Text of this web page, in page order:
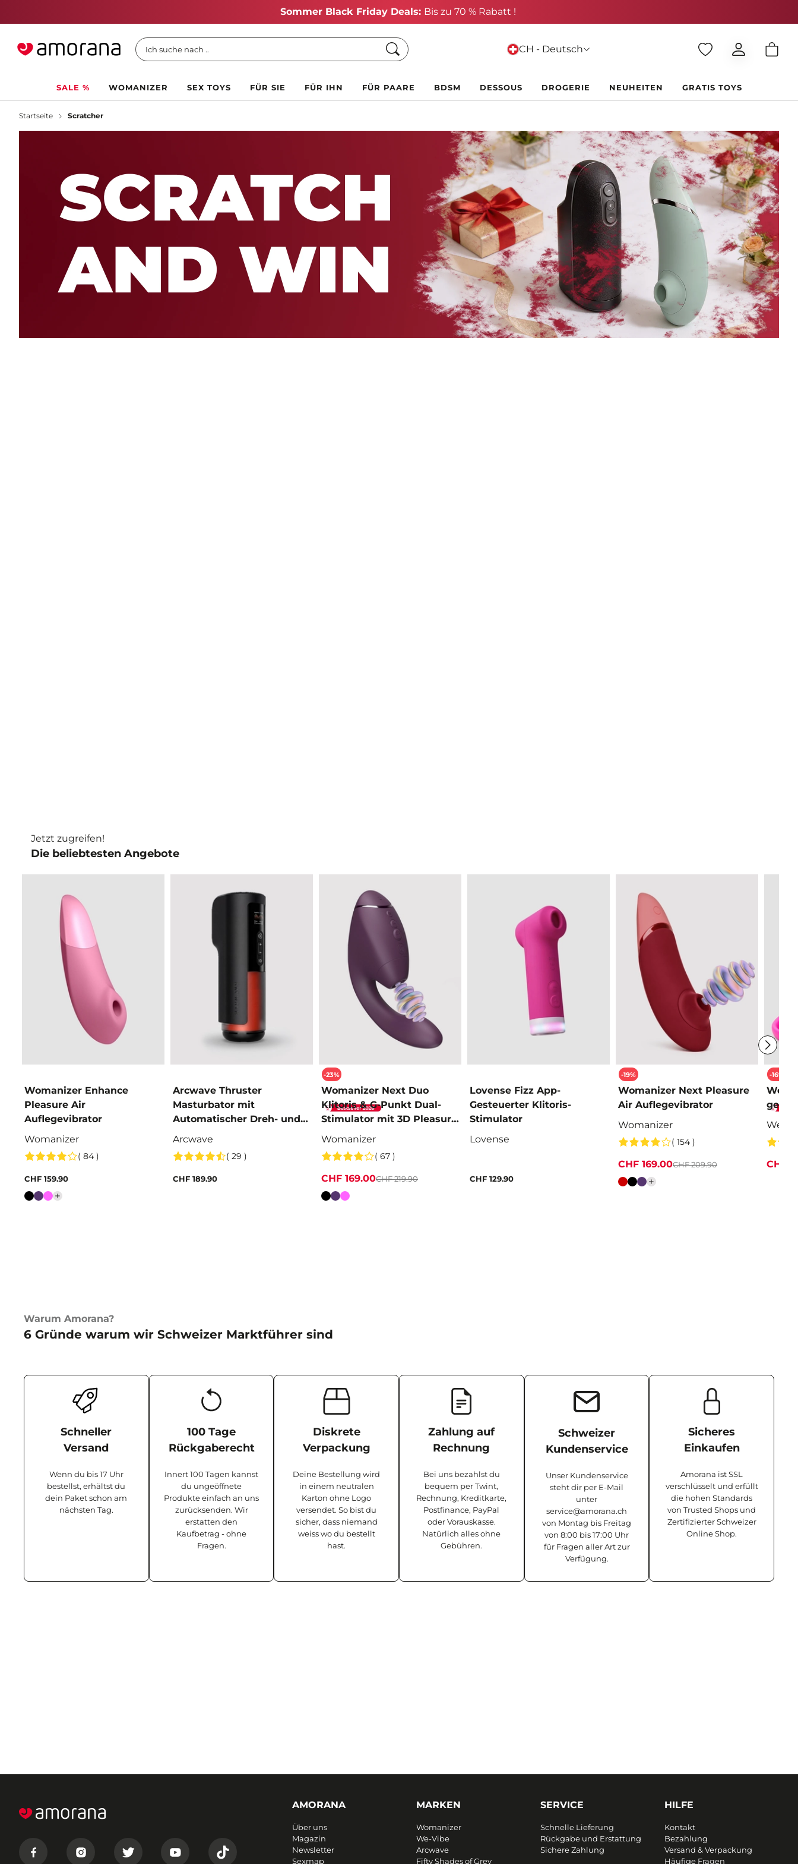
Hol dir einen GRATIS Geschenkwenn du für CHF 150 einkaufst
Ich suche nach .. Suche CH - Deutsch
SALE % WOMANIZER SEX TOYS FÜR SIE FÜR IHN FÜR PAARE BDSM DESSOUS DROGERIE NEUHEITEN GRATIS TOYS
Startseite Scratcher
Jetzt zugreifen!
Die beliebtesten Angebote
Womanizer Enhance
Pleasure Air
Auflegevibrator
Womanizer
( 84 )
CHF 159.90
Farbe
Arcwave Thruster
Masturbator mit
Automatischer Dreh- und
Stossfunktion
Arcwave
( 29 )
CHF 189.90
-23%
Womanizer Next Duo
Klitoris & G-Punkt Dual-
Stimulator mit 3D Pleasure
Air
Womanizer
( 67 )
CHF 169.00CHF 219.90
Farbe
Lovense Fizz App-
Gesteuerter Klitoris-
Stimulator
Lovense
CHF 129.90
-19%
Womanizer Next Pleasure
Air Auflegevibrator
Womanizer
( 154 )
CHF 169.00CHF 209.90
Farbe
-16%
We-
We-
CHF
Warum Amorana?
6 Gründe warum wir Schweizer Marktführer sind
Schneller
Versand
Wenn du bis 17 Uhr
bestellst, erhältst du
dein Paket schon am
nächsten Tag.
100 Tage
Rückgaberecht
Innert 100 Tagen kannst
du ungeöffnete
Produkte einfach an uns
zurücksenden. Wir
erstatten den
Kaufbetrag - ohne
Fragen.
Diskrete
Verpackung
Deine Bestellung wird
in einem neutralen
Karton ohne Logo
versendet. So bist du
sicher, dass niemand
weiss wo du bestellt
hast.
Zahlung auf
Rechnung
Bei uns bezahlst du
bequem per Twint,
Rechnung, Kreditkarte,
Postfinance, PayPal
oder Vorauskasse.
Natürlich alles ohne
Gebühren.
Schweizer
Kundenservice
Unser Kundenservice
steht dir per E-Mail
unter
service@amorana.ch
von Montag bis Freitag
von 8:00 bis 17:00 Uhr
für Fragen aller Art zur
Verfügung.
Sicheres
Einkaufen
Amorana ist SSL
verschlüsselt und erfüllt
die hohen Standards
von Trusted Shops und
Zertifizierter Schweizer
Online Shop.
AMORANA
Über uns
Magazin
Newsletter
Sexmap
MARKEN
Womanizer
We-Vibe
Arcwave
Fifty Shades of Grey
SERVICE
Schnelle Lieferung
Rückgabe und Erstattung
Sichere Zahlung
HILFE
Kontakt
Bezahlung
Versand & Verpackung
Häufige Fragen